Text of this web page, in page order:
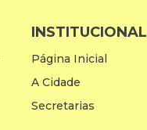
INSTITUCIONAL
Página Inicial
A Cidade
Secretarias